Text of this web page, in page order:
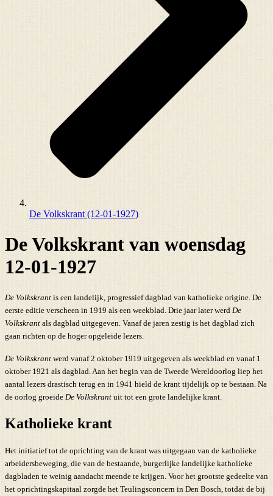
De Volkskrant (12-01-1927)
De Volkskrant van woensdag
12-01-1927
De Volkskrant is een landelijk, progressief dagblad van katholieke origine. De
eerste editie verscheen in 1919 als een weekblad. Drie jaar later werd De
Volkskrant als dagblad uitgegeven. Vanaf de jaren zestig is het dagblad zich
gaan richten op de hoger opgeleide lezers.
De Volkskrant werd vanaf 2 oktober 1919 uitgegeven als weekblad en vanaf 1
oktober 1921 als dagblad. Aan het begin van de Tweede Wereldoorlog liep het
aantal lezers drastisch terug en in 1941 hield de krant tijdelijk op te bestaan. Na
de oorlog groeide De Volkskrant uit tot een grote landelijke krant.
Katholieke krant
Het initiatief tot de oprichting van de krant was uitgegaan van de katholieke
arbeidersbeweging, die van de bestaande, burgerlijke landelijke katholieke
dagbladen te weinig aandacht meende te krijgen. Voor het grootste gedeelte van
het oprichtingskapitaal zorgde het Teulingsconcern in Den Bosch, totdat de bij